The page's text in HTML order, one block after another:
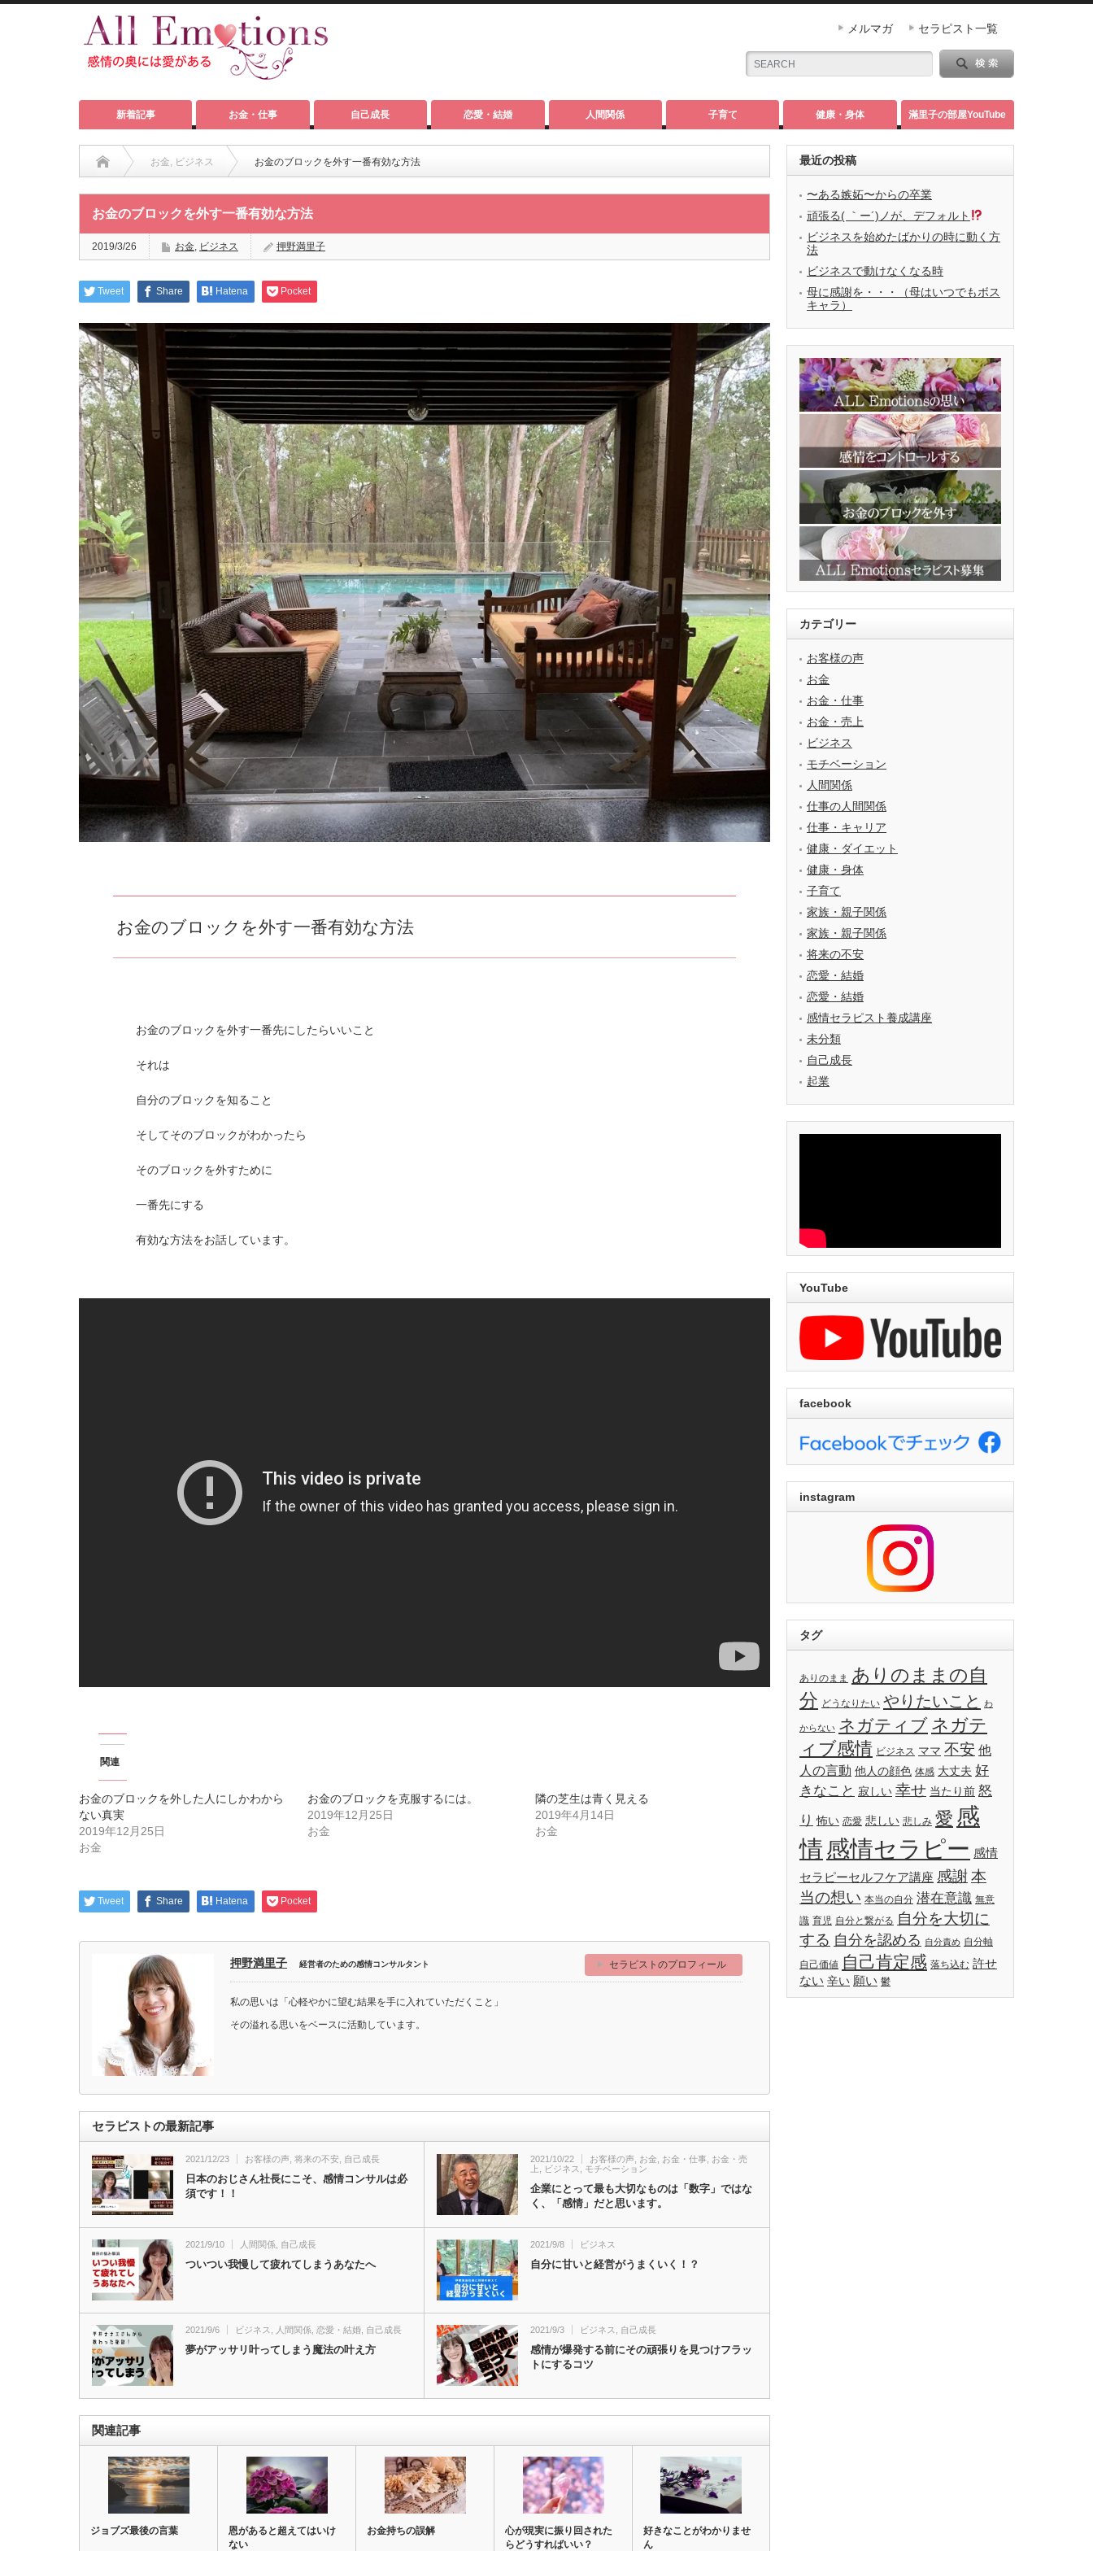
メルマガ セラピスト一覧
新着記事 お金・仕事 自己成長 恋愛・結婚 人間関係 子育て 健康・身体 滿里子の部屋YouTube
お金, ビジネス お金のブロックを外す一番有効な方法
お金のブロックを外す一番有効な方法
2019/3/26 お金, ビジネス 押野満里子
Tweet Share Hatena Pocket
お金のブロックを外す一番有効な方法
お金のブロックを外す一番先にしたらいいこと
それは
自分のブロックを知ること
そしてそのブロックがわかったら
そのブロックを外すために
一番先にする
有効な方法をお話しています。
関連
お金のブロックを外した人にしかわから
ない真実
2019年12月25日
お金
お金のブロックを克服するには。
2019年12月25日
お金
隣の芝生は青く見える
2019年4月14日
お金
Tweet Share Hatena Pocket
押野満里子 経営者のための感情コンサルタント セラピストのプロフィール
私の思いは「心軽やかに望む結果を手に入れていただくこと」
その溢れる思いをベースに活動しています。
セラピストの最新記事
2021/12/23 お客様の声 将来の不安 自己成長
日本のおじさん社長にこそ、感情コンサルは必
須です！！
2021/10/22 お客様の声 お金 お金・仕事 お金・売
上
ビジネス モチベーション
企業にとって最も大切なものは「数字」ではな
く、「感情」だと思います。
2021/9/10 人間関係 自己成長
ついつい我慢して疲れてしまうあなたへ
2021/9/8 ビジネス
自分に甘いと経営がうまくいく！？
2021/9/6 ビジネス 人間関係 恋愛・結婚 自己成長
夢がアッサリ叶ってしまう魔法の叶え方
2021/9/3 ビジネス 自己成長
感情が爆発する前にその頑張りを見つけフラッ
トにするコツ
関連記事
ジョブズ最後の言葉
恩があると超えてはいけ
ない
お金持ちの誤解
心が現実に振り回された
らどうすればいい？
好きなことがわかりませ
ん
最近の投稿
〜ある嫉妬〜からの卒業
頑張る( ｀ー´)ノが、デフォルト
ビジネスを始めたばかりの時に動く方
法
ビジネスで動けなくなる時
母に感謝を・・・（母はいつでもボス
キャラ）
カテゴリー
お客様の声
お金
お金・仕事
お金・売上
ビジネス
モチベーション
人間関係
仕事の人間関係
仕事・キャリア
健康・ダイエット
健康・身体
子育て
家族・親子関係
家族・親子関係
将来の不安
恋愛・結婚
恋愛・結婚
感情セラピスト養成講座
未分類
自己成長
起業
YouTube
facebook
instagram
タグ
ありのまま ありのままの自
分 どうなりたい やりたいこと わ
からない ネガティブ ネガテ
ィブ感情 ビジネス ママ 不安 他
人の言動 他人の顔色 体感 大丈夫 好
きなこと 寂しい 幸せ 当たり前 怒
り 怖い 恋愛 悲しい 悲しみ 愛 感
情感情セラピー 感情
セラピーセルフケア講座 感謝本
当の想い 本当の自分 潜在意識 無意
識 育児 自分と繋がる 自分を大切に
する 自分を認める 自分責め 自分軸
自己価値 自己肯定感 落ち込む 許せ
ない 辛い 願い 鬱